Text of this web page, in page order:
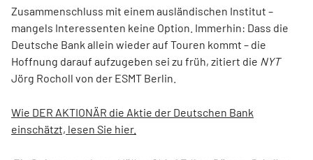
Zusammenschluss mit einem ausländischen Institut –
mangels Interessenten keine Option. Immerhin: Dass die
Deutsche Bank allein wieder auf Touren kommt – die
Hoffnung darauf aufzugeben sei zu früh, zitiert die NYT
Jörg Rocholl von der ESMT Berlin.
Wie DER AKTIONÄR die Aktie der Deutschen Bank
einschätzt, lesen Sie hier.